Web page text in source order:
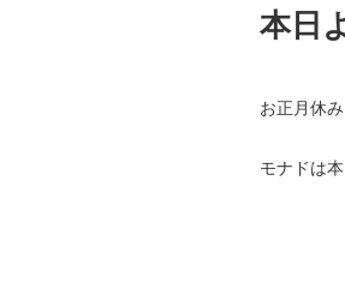
本日
お正月休
モナドは